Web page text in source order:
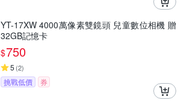
YT-17XW 4000萬像素雙鏡頭 兒童數位相機 贈
32GB記憶卡
$750
5 (2)
挑戰低價 券